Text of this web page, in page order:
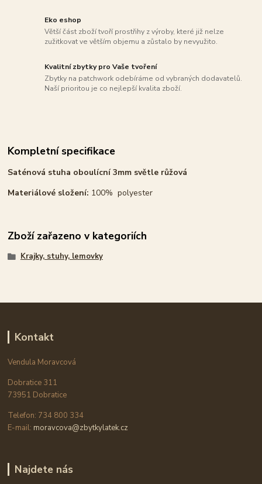
Eko eshop
Větší část zboží tvoří prostřihy z výroby, které již nelze
zužitkovat ve větším objemu a zůstalo by nevyužito.
Kvalitní zbytky pro Vaše tvoření
Zbytky na patchwork odebíráme od vybraných dodavatelů.
Naší prioritou je co nejlepší kvalita zboží.
Kompletní specifikace
Saténová stuha oboulícní 3mm světle růžová
Materiálové složení: 100% polyester
Zboží zařazeno v kategoriích
Krajky, stuhy, lemovky
Kontakt
Vendula Moravcová
Dobratice 311
73951 Dobratice
Telefon: 734 800 334
E-mail: moravcova@zbytkylatek.cz
Najdete nás